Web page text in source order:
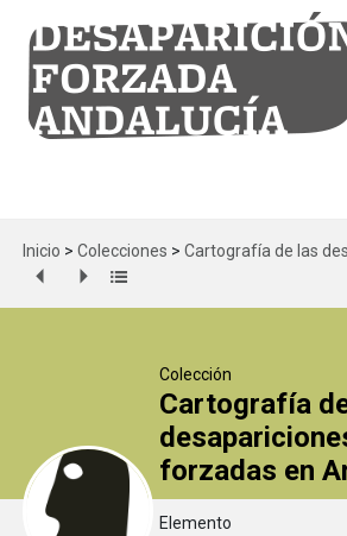
Inicio > Colecciones > Cartografía de las
Colección
Cartografía
forzadas en
Elemento